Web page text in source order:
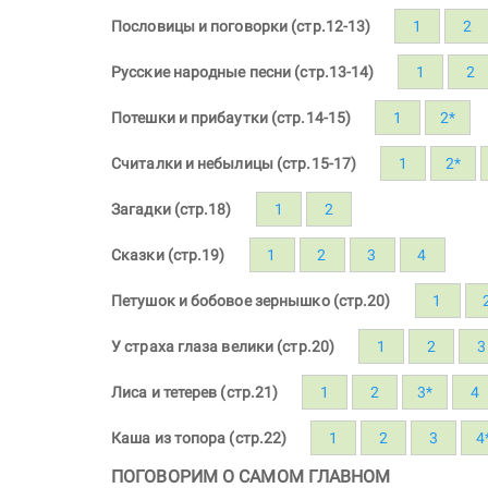
Пословицы и поговорки (стр.12-13) 1 2
Русские народные песни (стр.13-14) 1 2
Потешки и прибаутки (стр.14-15) 1 2*
Считалки и небылицы (стр.15-17) 1 2*
Загадки (стр.18) 1 2
Сказки (стр.19) 1 2 3 4
Петушок и бобовое зернышко (стр.20) 1
У страха глаза велики (стр.20) 1 2 3
Лиса и тетерев (стр.21) 1 2 3* 4
Каша из топора (стр.22) 1 2 3
ПОГОВОРИМ О САМОМ ГЛАВНОМ